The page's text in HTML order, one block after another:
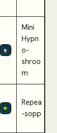
Mini
Hypn
o-
shroo
m
Repea
-sopp